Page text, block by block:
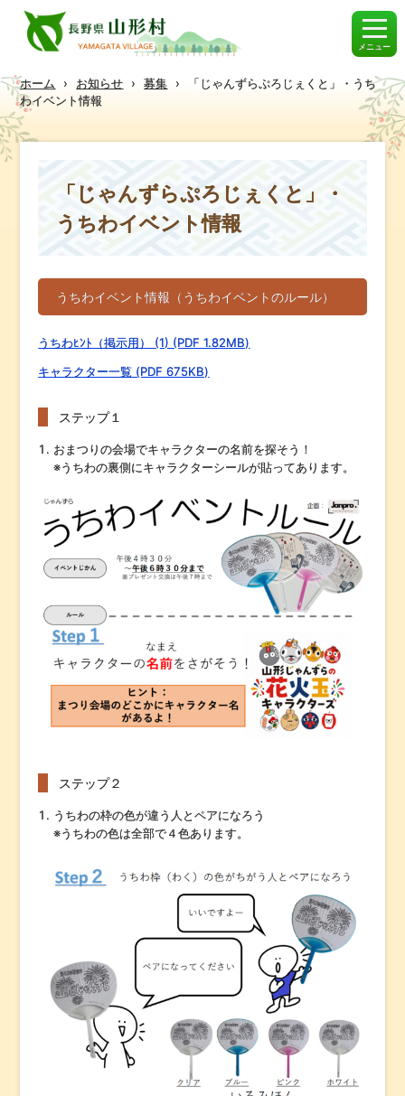
メニュー
ホーム › お知らせ › 募集 ›
「じゃんずらぷろじぇくと」・うち
わイベント情報
「じゃんずらぷろじぇくと」・
うちわイベント情報
うちわイベント情報（うちわイベントのルール）
うちわﾋﾝﾄ（掲示用） (1) (PDF 1.82MB)
キャラクター一覧 (PDF 675KB)
ステップ１
おまつりの会場でキャラクターの名前を探そう！
※うちわの裏側にキャラクターシールが貼ってあります。
ステップ２
うちわの枠の色が違う人とペアになろう
※うちわの色は全部で４色あります。